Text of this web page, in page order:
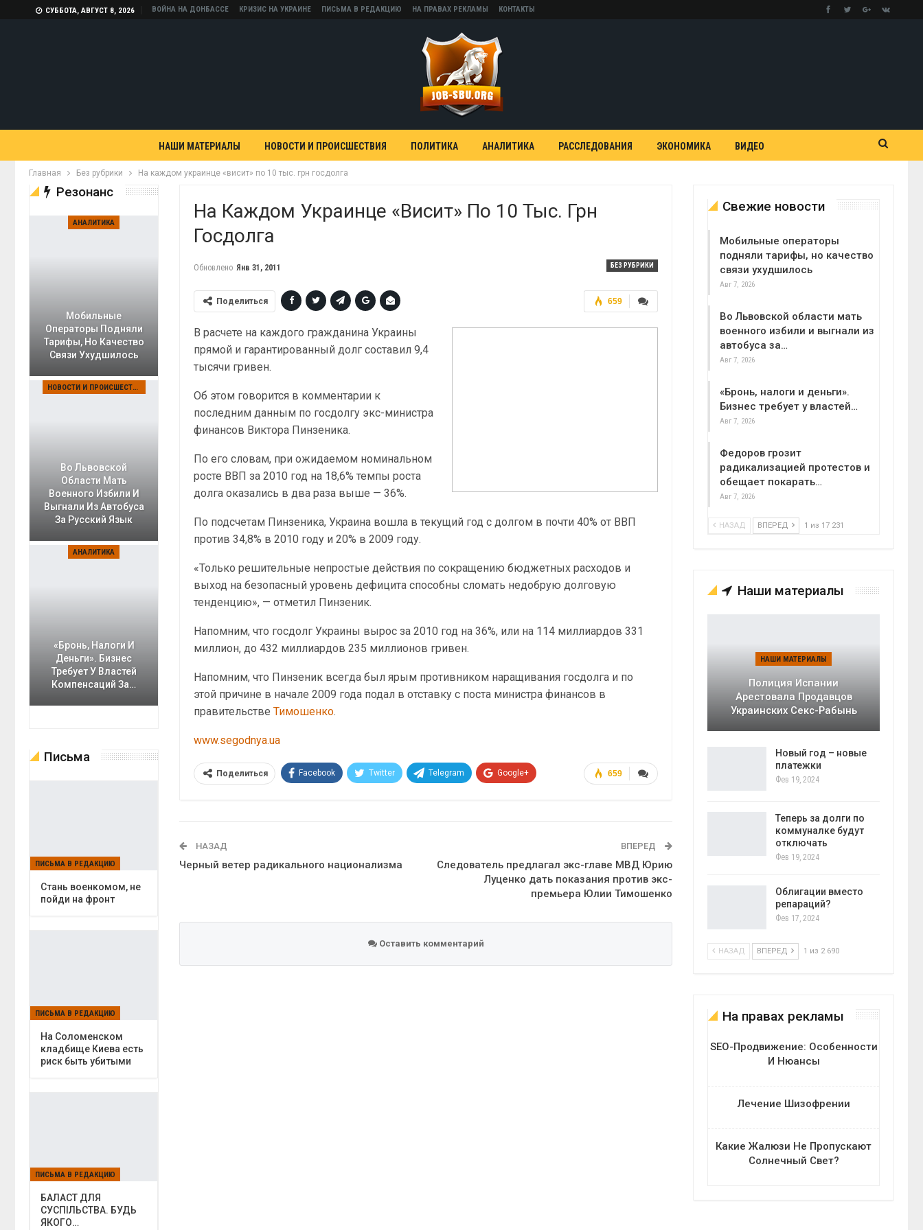
СУББОТА, АВГУСТ 8, 2026 ВОЙНА НА ДОНБАССЕ КРИЗИС НА УКРАИНЕ ПИСЬМА В РЕДАКЦИЮ НА ПРАВАХ РЕКЛАМЫ КОНТАКТЫ
НАШИ МАТЕРИАЛЫ НОВОСТИ И ПРОИСШЕСТВИЯ ПОЛИТИКА АНАЛИТИКА РАССЛЕДОВАНИЯ ЭКОНОМИКА ВИДЕО
Главная Без рубрики На каждом украинце «висит» по 10 тыс. грн госдолга
На Каждом Украинце «висит» По 10 Тыс. Грн
Госдолга
БЕЗ РУБРИКИ
Обновлено Янв 31, 2011
659
Поделиться
В расчете на каждого гражданина Украины
прямой и гарантированный долг составил 9,4
тысячи гривен.
Об этом говорится в комментарии к
последним данным по госдолгу экс-министра
финансов Виктора Пинзеника.
По его словам, при ожидаемом номинальном
росте ВВП за 2010 год на 18,6% темпы роста
долга оказались в два раза выше — 36%.
По подсчетам Пинзеника, Украина вошла в текущий год с долгом в почти 40% от ВВП
против 34,8% в 2010 году и 20% в 2009 году.
«Только решительные непростые действия по сокращению бюджетных расходов и
выход на безопасный уровень дефицита способны сломать недобрую долговую
тенденцию», — отметил Пинзеник.
Напомним, что госдолг Украины вырос за 2010 год на 36%, или на 114 миллиардов 331
миллион, до 432 миллиардов 235 миллионов гривен.
Напомним, что Пинзеник всегда был ярым противником наращивания госдолга и по
этой причине в начале 2009 года подал в отставку с поста министра финансов в
правительствеТимошенко.
www.segodnya.ua
659
Поделиться Facebook Twitter Telegram Google+
НАЗАД
Черный ветер радикального национализма
ВПЕРЕД
Следователь предлагал экс-главе МВД Юрию
Луценко дать показания против экс-
премьера Юлии Тимошенко
Оставить комментарий
Свежие новости
Мобильные операторы
подняли тарифы, но качество
связи ухудшилось
Авг 7, 2026
Во Львовской области мать
военного избили и выгнали из
автобуса за…
Авг 7, 2026
«Бронь, налоги и деньги».
Бизнес требует у властей…
Авг 7, 2026
Федоров грозит
радикализацией протестов и
обещает покарать…
Авг 7, 2026
НАЗАД ВПЕРЕД 1 из 17 231
Наши материалы
НАШИ МАТЕРИАЛЫ
Полиция Испании
Арестовала Продавцов
Украинских Секс-Рабынь
Новый год – новые
платежки
Фев 19, 2024
Теперь за долги по
коммуналке будут
отключать
Фев 19, 2024
Облигации вместо
репараций?
Фев 17, 2024
НАЗАД ВПЕРЕД 1 из 2 690
На правах рекламы
SEO-Продвижение: Особенности
И Нюансы
Лечение Шизофрении
Какие Жалюзи Не Пропускают
Солнечный Свет?
Резонанс
АНАЛИТИКА
Мобильные
Операторы Подняли
Тарифы, Но Качество
Связи Ухудшилось
НОВОСТИ И ПРОИСШЕСТВИЯ
Во Львовской
Области Мать
Военного Избили И
Выгнали Из Автобуса
За Русский Язык
АНАЛИТИКА
«Бронь, Налоги И
Деньги». Бизнес
Требует У Властей
Компенсаций За…
Письма
ПИСЬМА В РЕДАКЦИЮ
Cтань военкомом, не
пойди на фронт
ПИСЬМА В РЕДАКЦИЮ
На Соломенском
кладбище Киева есть
риск быть убитыми
ПИСЬМА В РЕДАКЦИЮ
БАЛАСТ ДЛЯ
СУСПІЛЬСТВА. БУДЬ
ЯКОГО…